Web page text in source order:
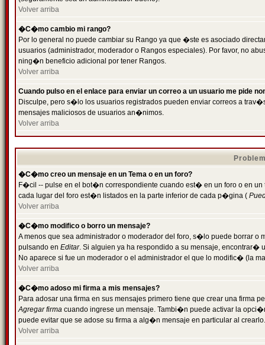
Volver arriba
�C�mo cambio mi rango?
Por lo general no puede cambiar su Rango ya que �ste es asociado
usuarios (administrador, moderador o Rangos especiales). Por favor, no
ning�n beneficio adicional por tener Rangos.
Volver arriba
Cuando pulso en el enlace para enviar un correo a un usuario me pide
Disculpe, pero s�lo los usuarios registrados pueden enviar correos a
mensajes maliciosos de usuarios an�nimos.
Volver arriba
�C�mo creo un mensaje en un Tema o en un foro?
F�cil -- pulse en el bot�n correspondiente cuando est� en un foro o en
cada lugar del foro est�n listados en la parte inferior de cada p�gina (
Volver arriba
�C�mo modifico o borro un mensaje?
A menos que sea administrador o moderador del foro, s�lo puede borrar o
pulsando en Editar. Si alguien ya ha respondido a su mensaje, encontrar�
No aparece si fue un moderador o el administrador el que lo modific� (la
Volver arriba
�C�mo adoso mi firma a mis mensajes?
Para adosar una firma en sus mensajes primero tiene que crear una firma
Agregar firma cuando ingrese un mensaje. Tambi�n puede activar la
puede evitar que se adose su firma a alg�n mensaje en particular al crearlo.
Volver arriba